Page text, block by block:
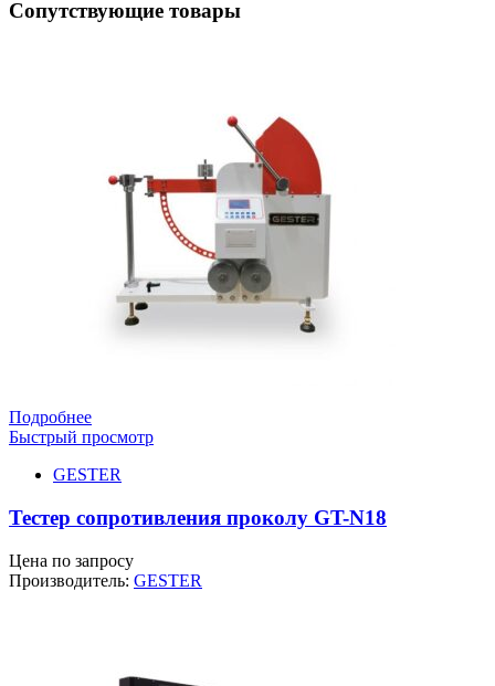
Сопутствующие товары
Подробнее
Быстрый просмотр
GESTER
Тестер сопротивления проколу GT-N18
Цена по запросу
Производитель: GESTER